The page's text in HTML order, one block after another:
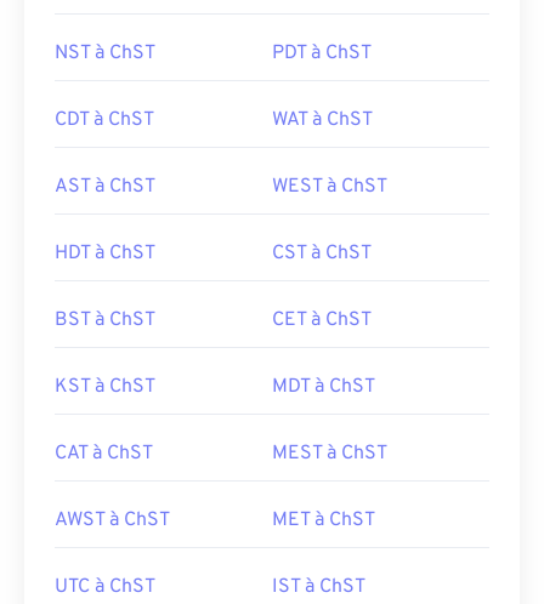
NST à ChST PDT à ChST
CDT à ChST WAT à ChST
AST à ChST WEST à ChST
HDT à ChST CST à ChST
BST à ChST CET à ChST
KST à ChST MDT à ChST
CAT à ChST MEST à ChST
AWST à ChST MET à ChST
UTC à ChST IST à ChST